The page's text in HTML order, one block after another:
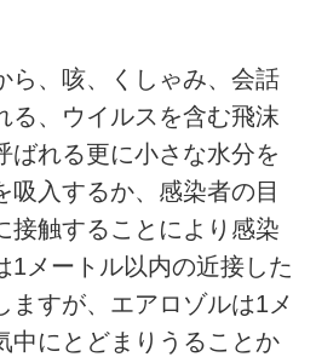
、咳、くしゃみ、会話
る、ウイルスを含む飛沫
ばれる更に小さな水分を
吸入するか、感染者の目
接触することにより感染
1メートル以内の近接した
ますが、エアロゾルは1メ
中にとどまりうることか